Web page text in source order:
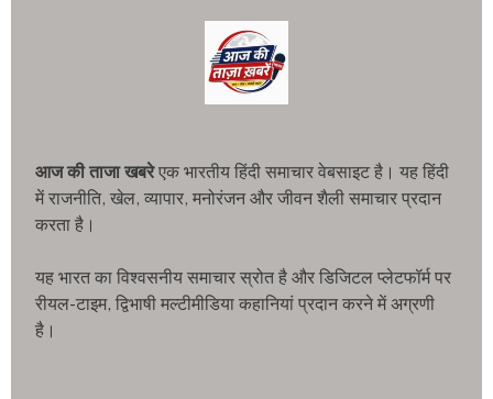
आज की ताजा खबरेएक भारतीय हिंदी समाचार वेबसाइट है। यह हिंदी
में राजनीति, खेल, व्यापार, मनोरंजन और जीवन शैली समाचार प्रदान
करता है।
यह भारत का विश्वसनीय समाचार स्रोत है और डिजिटल प्लेटफॉर्म पर
रीयल-टाइम, द्विभाषी मल्टीमीडिया कहानियां प्रदान करने में अग्रणी
है।